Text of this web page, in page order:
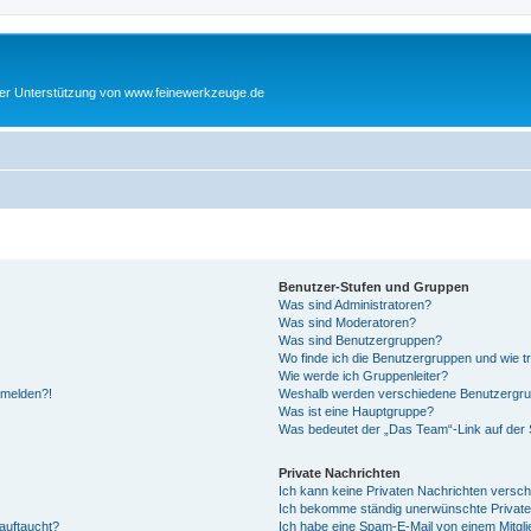
Unterstützung von www.feinewerkzeuge.de
Benutzer-Stufen und Gruppen
Was sind Administratoren?
Was sind Moderatoren?
Was sind Benutzergruppen?
Wo finde ich die Benutzergruppen und wie
Wie werde ich Gruppenleiter?
Weshalb werden verschiedene
Was ist eine Hauptgruppe?
Was bedeutet der „Das Team“-Link auf der
Private Nachrichten
Ich kann keine Privaten Nachrichten
Ich bekomme ständig unerwünschte
Ich habe eine Spam-E-Mail von einem